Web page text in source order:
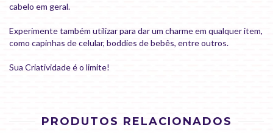
cabelo em geral.
Experimente também utilizar para dar um charme em qualquer item,
como capinhas de celular, boddies de bebês, entre outros.
Sua Criatividade é o limite!
PRODUTOS RELACIONADOS